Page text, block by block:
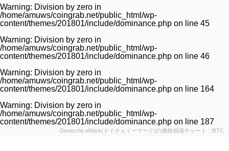
Warning: Division by zero in
/home/amuws/coingrab.net/public_html/wp-
content/themes/201801/include/dominance.php on line 45
Warning: Division by zero in
/home/amuws/coingrab.net/public_html/wp-
content/themes/201801/include/dominance.php on line 46
Warning: Division by zero in
/home/amuws/coingrab.net/public_html/wp-
content/themes/201801/include/dominance.php on line 164
Warning: Division by zero in
/home/amuws/coingrab.net/public_html/wp-
content/themes/201801/include/dominance.php on line 187
Deutsche eMark(ドイチェイーマーク)の価格相場チャート : /BTC